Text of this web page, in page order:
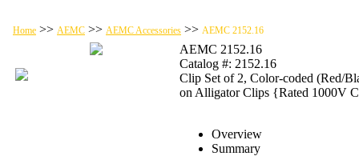
Home >> AEMC >> AEMC Accessories >> AEMC 2152.16
AEMC 2152.16
Catalog #: 2152.16
Clip Set of 2, Color-coded (Red/
on Alligator Clips {Rated 1000V
Overview
Summary